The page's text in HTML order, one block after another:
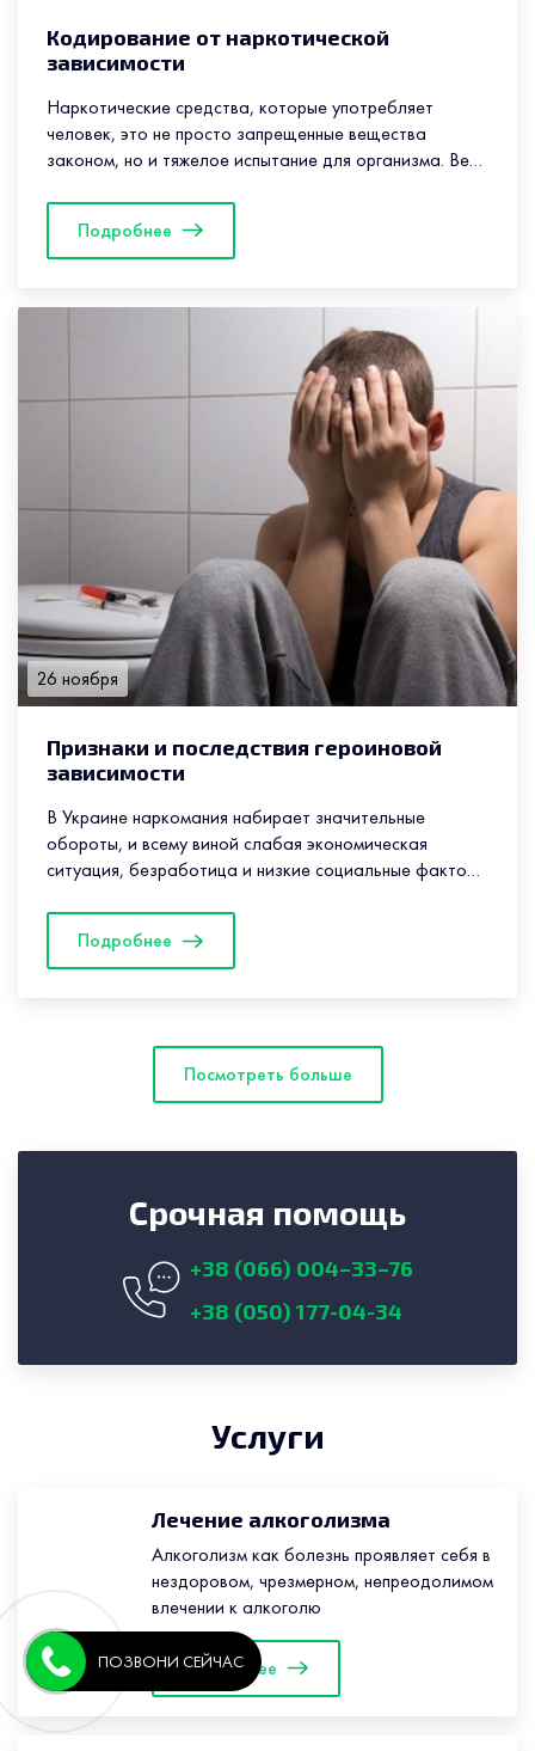
Кодирование от наркотической
зависимости
Наркотические средства, которые употребляет
человек, это не просто запрещенные вещества
законом, но и тяжелое испытание для организма. Ведь
психологическим...
Подробнее
26 ноября
Признаки и последствия героиновой
зависимости
В Украине наркомания набирает значительные
обороты, и всему виной слабая экономическая
ситуация, безработица и низкие социальные факторы
наркотические и...
Подробнее
Посмотреть больше
Срочная помощь
+38 (066) 004–33–76
+38 (050) 177-04-34
Услуги
Лечение алкоголизма
Алкоголизм как болезнь проявляет себя в
нездоровом, чрезмерном, непреодолимом
влечении к алкоголю
Подробнее
ПОЗВОНИ СЕЙЧАС